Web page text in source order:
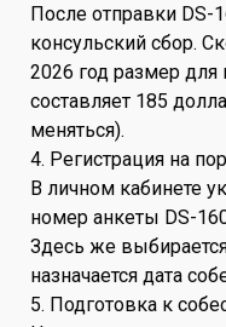
После отправки DS-
консульский сбор.
2026 год размер
составляет 185
меняться).
4. Регистрация на
В личном кабинете
номер анкеты DS-
Здесь же
назначается дата
5. Подготовка к